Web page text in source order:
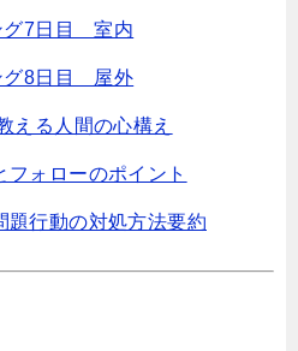
7日目 室内
グ8日目 屋外
える人間の心構え
フォローのポイント
題行動の対処方法要約